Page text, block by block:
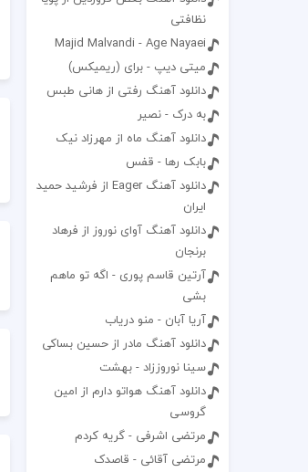
نظافتی
Majid Malvandi - Age Nayaei
میتی دیپ - برای (ریمیکس)
دانلود آهنگ رفتی از هانی طبس
به درک - نصیر
دانلود آهنگ ماه از مهرزاد نیک
بابک رها - قفس
دانلود آهنگ Eager از فرشید حمید
ایران
دانلود آهنگ آوای نوروز از فرهاد
برنجان
آرتین قاسم پوری - اگه تو ماهم
بشی
آریا آبان - منو دریاب
دانلود آهنگ مادر از حسین بساکی
سینا نوروززاد - بهشت
دانلود آهنگ هواتو دارم از امین
گروسی
مرتضی اشرفی - گریه کردم
مرتضی آقائی - قاصدک